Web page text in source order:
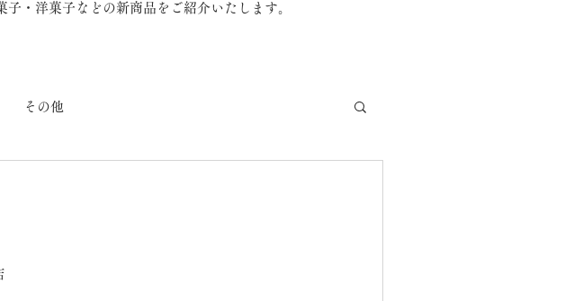
・洋菓子などの新商品をご紹介いたします。
その他